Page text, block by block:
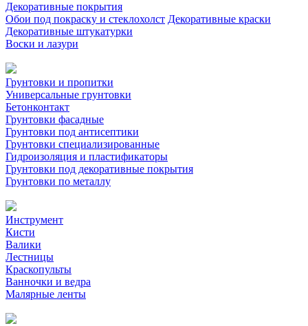
Декоративные покрытия
Обои под покраску и стеклохолст Декоративные краски
Декоративные штукатурки
Воски и лазури
Грунтовки и пропитки
Универсальные грунтовки
Бетонконтакт
Грунтовки фасадные
Грунтовки под антисептики
Грунтовки специализированные
Гидроизоляция и пластификаторы
Грунтовки под декоративные покрытия
Грунтовки по металлу
Инструмент
Кисти
Валики
Лестницы
Краскопульты
Ванночки и ведра
Малярные ленты